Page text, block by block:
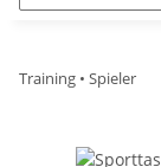
Training • Spieler